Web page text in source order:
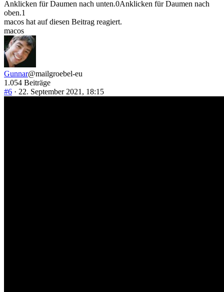
Anklicken für Daumen nach unten.0Anklicken für Daumen nach
oben.1
macos hat auf diesen Beitrag reagiert.
macos
Gunnar@mailgroebel-eu
1.054 Beiträge
#6 · 22. September 2021, 18:15